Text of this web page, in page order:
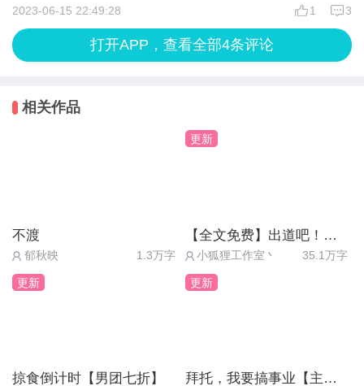
还有好奇3个人是怎么回事
为什么突然变老这么多
3
1
2023-06-15 22:49:28
打开APP，查看全部4条评论
相关作品
不渡
郁秋映 1.3万字
更新
【全文免费】出道吧！超级偶像2（送月卡）
小狐狸工作室丶 35.1万字
更新
掠食倒计时【男团七折】
更新
拜托，我要搞事业【主线免费】